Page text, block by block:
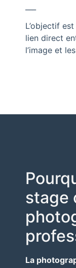
L’objectif
lien direct
l’image et
stage
La